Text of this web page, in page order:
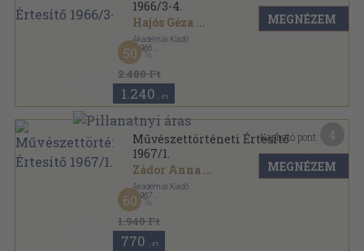
1966/3-4.
Hajós Géza ...
Akadémiai Kiadó
, 1966
Fűzött papírkötés
Művészettörténeti Értesítő sorozat
2.480 Ft
50
1.240 ,-Ft
MEGNÉZEM
Művészettörténeti Értesítő
1967/1.
Zádor Anna ...
Akadémiai Kiadó
, 1967
Varrott papírkötés
Művészettörténeti Értesítő sorozat
1.940 Ft
60
770 ,-Ft
Kapható pont:
MEGNÉZEM